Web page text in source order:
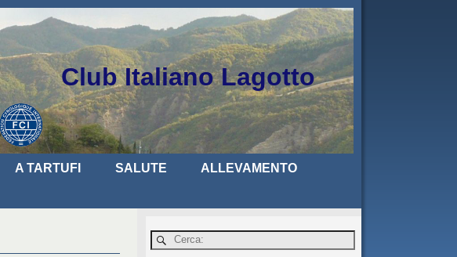
Club Italiano Lagotto
A TARTUFI SALUTE
ALLEVAMENTO